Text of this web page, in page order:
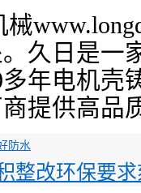
械
久日是一
多年电机壳
提供高品
防水
整改环保要